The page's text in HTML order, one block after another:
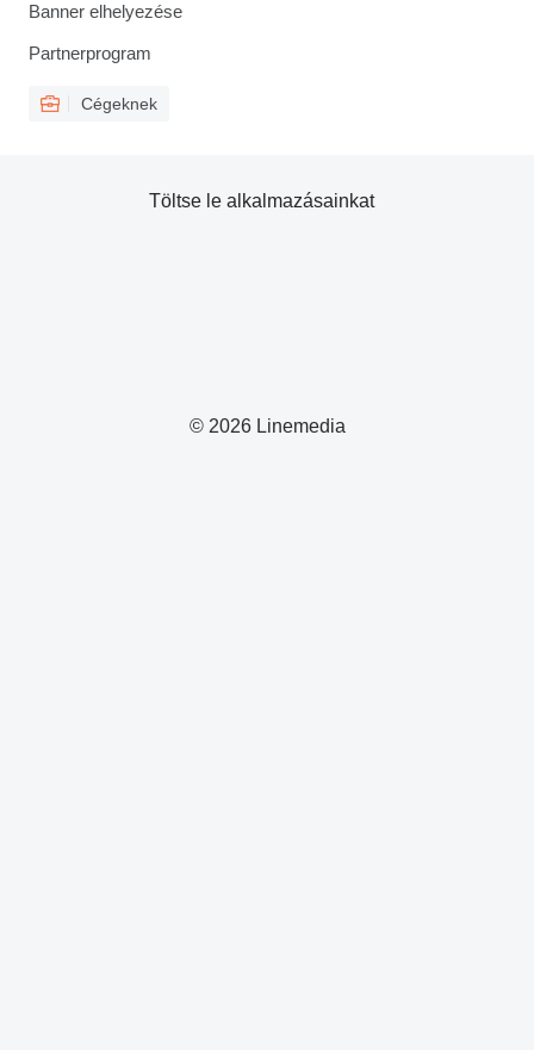
Banner elhelyezése
Partnerprogram
Cégeknek
© 2026 Linemedia
Töltse le alkalmazásainkat